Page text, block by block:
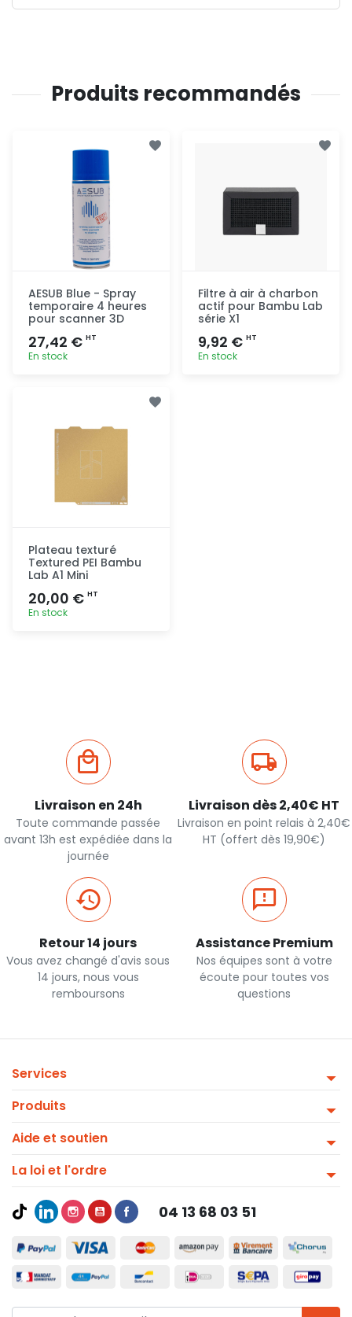
Produits recommandés
AESUB Blue - Spray
temporaire 4 heures
pour scanner 3D
27,42 € HT
En stock
Filtre à air à charbon
actif pour Bambu Lab
série X1
9,92 € HT
En stock
Plateau texturé
Textured PEI Bambu
Lab A1 Mini
20,00 € HT
En stock
Livraison en 24h
Toute commande passée
avant 13h est expédiée dans la
journée
Livraison dès 2,40€ HT
Livraison en point relais à 2,40€
HT (offert dès 19,90€)
Retour 14 jours
Vous avez changé d'avis sous
14 jours, nous vous
remboursons
Assistance Premium
Nos équipes sont à votre
écoute pour toutes vos
questions
Services
Produits
Aide et soutien
La loi et l'ordre
04 13 68 03 51